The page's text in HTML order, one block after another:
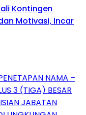
Kontingen
Motivasi, Incar